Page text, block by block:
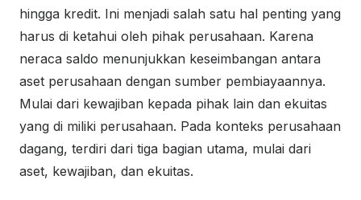
hingga kredit. Ini menjadi salah satu hal penting yang
harus di ketahui oleh pihak perusahaan. Karena
neraca saldo menunjukkan keseimbangan antara
aset perusahaan dengan sumber pembiayaannya.
Mulai dari kewajiban kepada pihak lain dan ekuitas
yang di miliki perusahaan. Pada konteks perusahaan
dagang, terdiri dari tiga bagian utama, mulai dari
aset, kewajiban, dan ekuitas.